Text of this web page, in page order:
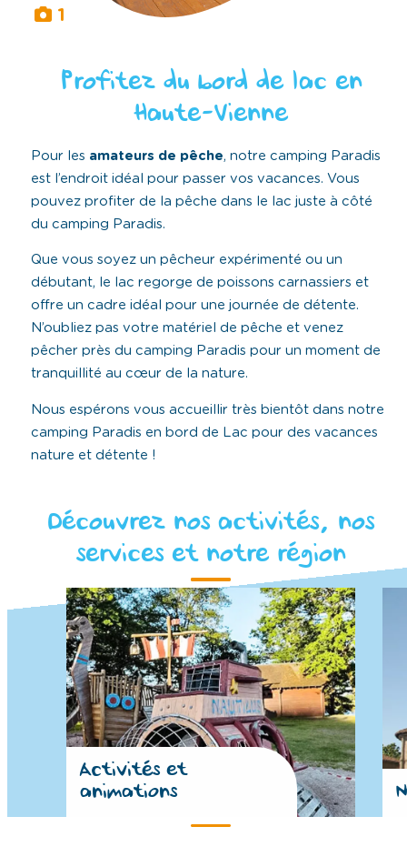
1
Profitez du bord de lac en
Haute-Vienne
Pour les amateurs de pêche, notre camping Paradis
est l’endroit idéal pour passer vos vacances. Vous
pouvez profiter de la pêche dans le lac juste à côté
du camping Paradis.
Que vous soyez un pêcheur expérimenté ou un
débutant, le lac regorge de poissons carnassiers et
offre un cadre idéal pour une journée de détente.
N’oubliez pas votre matériel de pêche et venez
pêcher près du camping Paradis pour un moment de
tranquillité au cœur de la nature.
Nous espérons vous accueillir très bientôt dans notre
camping Paradis en bord de Lac pour des vacances
nature et détente !
Découvrez nos activités, nos
services et notre région
Activités et
animations